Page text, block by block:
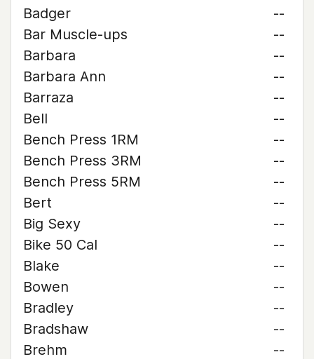
Badger
--
Bar Muscle-ups
--
Barbara
--
Barbara Ann
--
Barraza
--
Bell
--
Bench Press 1RM
--
Bench Press 3RM
--
Bench Press 5RM
--
Bert
--
Big Sexy
--
Bike 50 Cal
--
Blake
--
Bowen
--
Bradley
--
Bradshaw
--
Brehm
--